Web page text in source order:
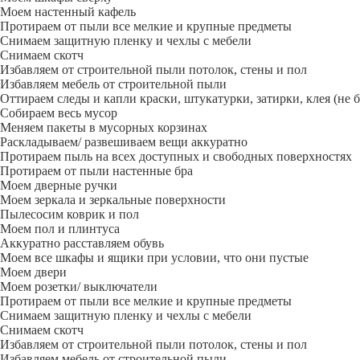
Моем настенный кафель
Протираем от пыли все мелкие и крупные предметы
Снимаем защитную пленку и чехлы с мебели
Снимаем скотч
Избавляем от строительной пыли потолок, стены и пол
Избавляем мебель от строительной пыли
Оттираем следы и капли краски, штукатурки, затирки, клея (не
Собираем весь мусор
Меняем пакеты в мусорных корзинах
Раскладываем/ развешиваем вещи аккуратно
Протираем пыль на всех доступных и свободных поверхностях
Протираем от пыли настенные бра
Моем дверные ручки
Моем зеркала и зеркальные поверхности
Пылесосим коврик и пол
Моем пол и плинтуса
Аккуратно расставляем обувь
Моем все шкафы и ящики при условии, что они пустые
Моем двери
Моем розетки/ выключатели
Протираем от пыли все мелкие и крупные предметы
Снимаем защитную пленку и чехлы с мебели
Снимаем скотч
Избавляем от строительной пыли потолок, стены и пол